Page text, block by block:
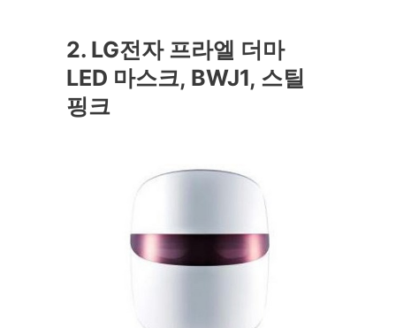
2. LG전자 프라엘 더마
LED 마스크, BWJ1, 스틸
핑크